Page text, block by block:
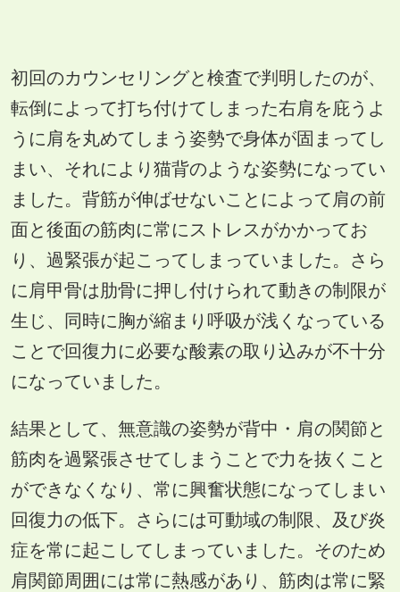
初回のカウンセリングと検査で判明したのが、
転倒によって打ち付けてしまった右肩を庇うよ
うに肩を丸めてしまう姿勢で身体が固まってし
まい、それにより猫背のような姿勢になってい
ました。背筋が伸ばせないことによって肩の前
面と後面の筋肉に常にストレスがかかってお
り、過緊張が起こってしまっていました。さら
に肩甲骨は肋骨に押し付けられて動きの制限が
生じ、同時に胸が縮まり呼吸が浅くなっている
ことで回復力に必要な酸素の取り込みが不十分
になっていました。
結果として、無意識の姿勢が背中・肩の関節と
筋肉を過緊張させてしまうことで力を抜くこと
ができなくなり、常に興奮状態になってしまい
回復力の低下。さらには可動域の制限、及び炎
症を常に起こしてしまっていました。そのため
肩関節周囲には常に熱感があり、筋肉は常に緊